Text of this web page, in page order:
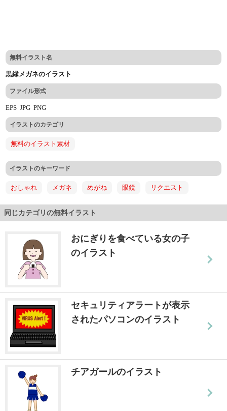
無料イラスト名
黒縁メガネのイラスト
ファイル形式
EPSJPGPNG
イラストのカテゴリ
無料のイラスト素材
イラストのキーワード
おしゃれ メガネ めがね 眼鏡 リクエスト
同じカテゴリの無料イラスト
おにぎりを食べている女の子
のイラスト
セキュリティアラートが表示
されたパソコンのイラスト
チアガールのイラスト